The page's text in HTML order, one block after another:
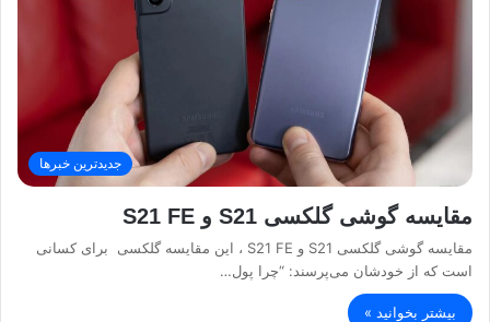
جدیدترین خبرها
مقایسه گوشی گلکسی S21 و S21 FE
مقایسه گوشی گلکسی S21 و S21 FE ، این مقایسه گلکسی برای کسانی
است که از خودشان می‌پرسند: “چرا پول…
بیشتر بخوانید »